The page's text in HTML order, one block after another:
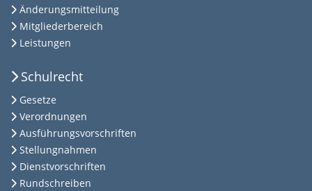
Änderungsmitteilung
Mitgliederbereich
Leistungen
Schulrecht
Gesetze
Verordnungen
Ausführungsvorschriften
Stellungnahmen
Dienstvorschriften
Rundschreiben